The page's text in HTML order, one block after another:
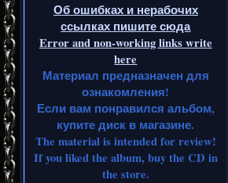
Об ошибках и нерабочих
ссылках пишите сюда
Error and non-working links write
here
Материал предназначен для
ознакомления!
Если вам понравился альбом,
купите диск в магазине.
The material is intended for review!
If you liked the album, buy the CD in
the store.